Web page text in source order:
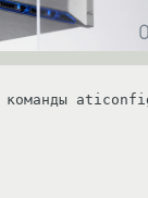
команды